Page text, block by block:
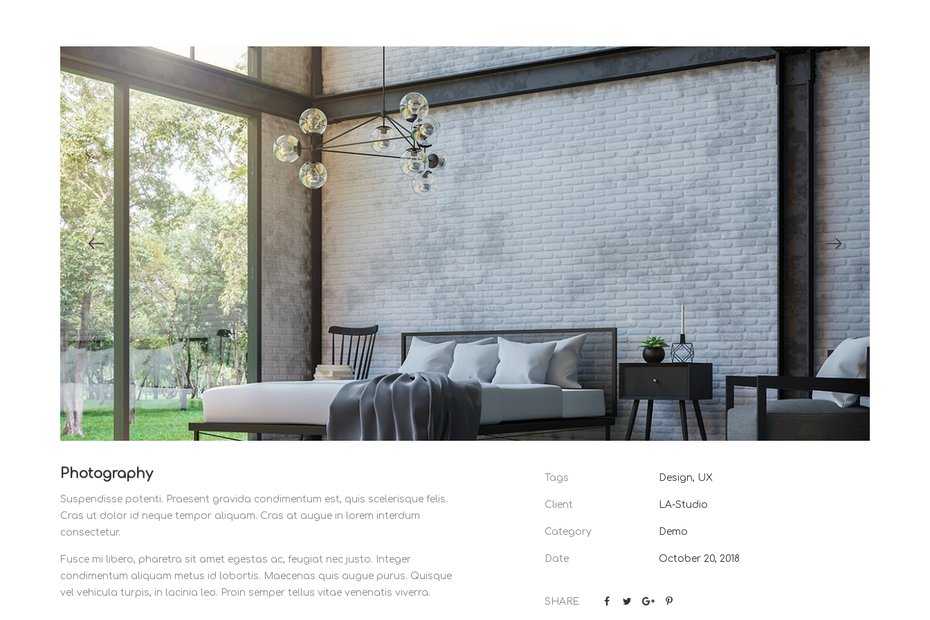
Photography
Suspendisse potenti. Praesent gravida condimentum est, quis scelerisque felis.
Cras ut dolor id neque tempor aliquam. Cras at augue in lorem interdum
consectetur.
Fusce mi libero, pharetra sit amet egestas ac, feugiat nec justo. Integer
condimentum aliquam metus id lobortis. Maecenas quis augue purus. Quisque
vel vehicula turpis, in lacinia leo. Proin semper tellus vitae venenatis viverra.
Tags Design, UX
Client LA-Studio
Category Demo
Date October 20, 2018
SHARE